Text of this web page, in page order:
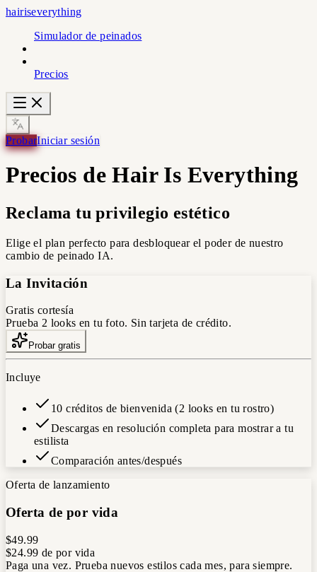
hairiseverything
Simulador de peinados
Precios
ProbarIniciar sesión
Precios de Hair Is Everything
Reclama tu privilegio estético
Elige el plan perfecto para desbloquear el poder de nuestro
cambio de peinado IA.
La Invitación
Gratis cortesía
Prueba 2 looks en tu foto. Sin tarjeta de crédito.
Probar gratis
Incluye
10 créditos de bienvenida (2 looks en tu rostro)
Descargas en resolución completa para mostrar a tu
estilista
Comparación antes/después
Oferta de lanzamiento
Oferta de por vida
$49.99
$24.99 de por vida
Paga una vez. Prueba nuevos estilos cada mes, para siempre.